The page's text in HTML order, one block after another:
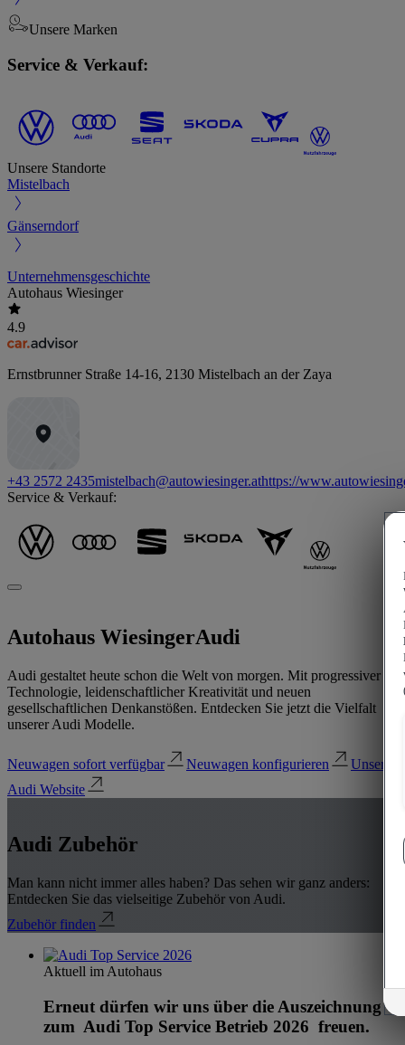
Unsere Marken
Service & Verkauf:
Unsere Standorte
Mistelbach
Gänserndorf
Unternehmensgeschichte
Autohaus Wiesinger
4.9
Ernstbrunner Straße 14-16, 2130 Mistelbach an der Zaya
+43 2572 2435mistelbach@autowiesinger.athttps://
Service & Verkauf:
Autohaus WiesingerAudi
Audi gestaltet heute schon die Welt von morgen. Mit progressiver
Technologie, leidenschaftlicher Kreativität und neuen
gesellschaftlichen Denkanstößen. Entdecken Sie jetzt die Vielfalt
unserer Audi Modelle.
Neuwagen sofort verfügbar Neuwagen konfigurieren
Unsere
Audi Website
Audi Zubehör
Man kann nicht immer alles haben? Das sehen wir ganz anders:
Entdecken Sie das vielseitige Zubehör von Audi.
Zubehör finden
Aktuell im Autohaus
Erneut dürfen wir uns über die Auszeichnung
zum Audi Top Service Betrieb 2026 freuen.